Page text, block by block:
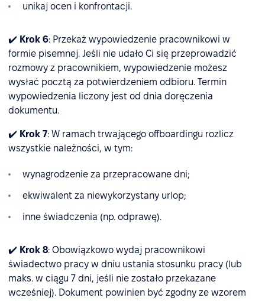
unikaj ocen i konfrontacji.
✔️ Krok 6: Przekaż wypowiedzenie pracownikowi w
formie pisemnej. Jeśli nie udało Ci się przeprowadzić
rozmowy z pracownikiem, wypowiedzenie możesz
wysłać pocztą za potwierdzeniem odbioru. Termin
wypowiedzenia liczony jest od dnia doręczenia
dokumentu.
✔️ Krok 7: W ramach trwającego offboardingu rozlicz
wszystkie należności, w tym:
wynagrodzenie za przepracowane dni;
ekwiwalent za niewykorzystany urlop;
inne świadczenia (np. odprawę).
✔️ Krok 8: Obowiązkowo wydaj pracownikowi
świadectwo pracy w dniu ustania stosunku pracy (lub
maks. w ciągu 7 dni, jeśli nie zostało przekazane
wcześniej). Dokument powinien być zgodny ze wzorem